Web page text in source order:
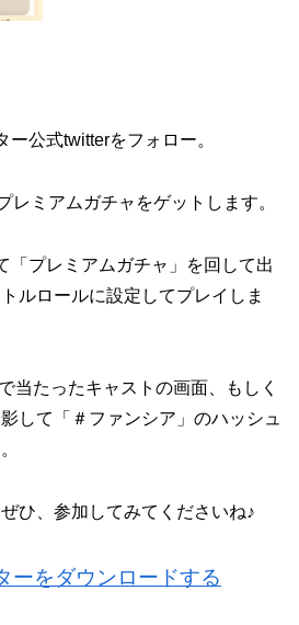
公式twitterをフォロー。
レミアムガチャをゲットします。
「プレミアムガチャ」を回して出
ルロールに設定してプレイしま
当たったキャストの画面、もしく
して「＃ファンシア」のハッシュ
ひ、参加してみてくださいね♪
ーをダウンロードする